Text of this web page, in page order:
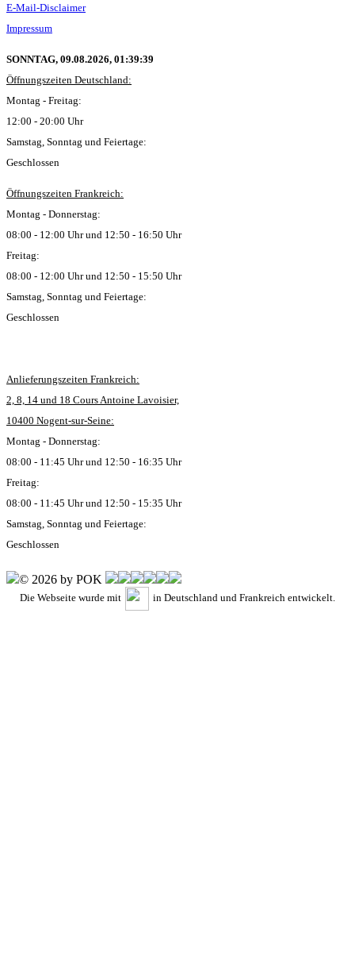
E-Mail-Disclaimer
Impressum
SONNTAG, 09.08.2026, 01:39:39
Öffnungszeiten Deutschland:
Montag - Freitag:
12:00 - 20:00 Uhr
Samstag, Sonntag und Feiertage:
Geschlossen
Öffnungszeiten Frankreich:
Montag - Donnerstag:
08:00 - 12:00 Uhr und 12:50 - 16:50 Uhr
Freitag:
08:00 - 12:00 Uhr und 12:50 - 15:50 Uhr
Samstag, Sonntag und Feiertage:
Geschlossen
Anlieferungszeiten Frankreich:
2, 8, 14 und 18 Cours Antoine Lavoisier,
10400 Nogent-sur-Seine:
Montag - Donnerstag:
08:00 - 11:45 Uhr und 12:50 - 16:35 Uhr
Freitag:
08:00 - 11:45 Uhr und 12:50 - 15:35 Uhr
Samstag, Sonntag und Feiertage:
Geschlossen
© 2026 by POK
Die Webseite wurde mit in Deutschland und Frankreich entwickelt.